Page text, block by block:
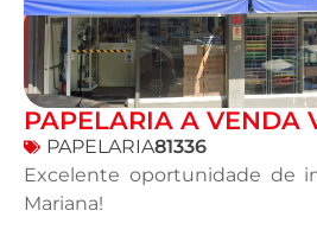
PAPELARIA A VENDA
PAPELARIA81336
Excelente oportunidade de
Mariana!